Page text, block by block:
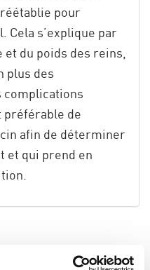
pour
Cela s’explique par
du poids des reins,
plus des
complications
préférable de
afin de déterminer
et qui prend en